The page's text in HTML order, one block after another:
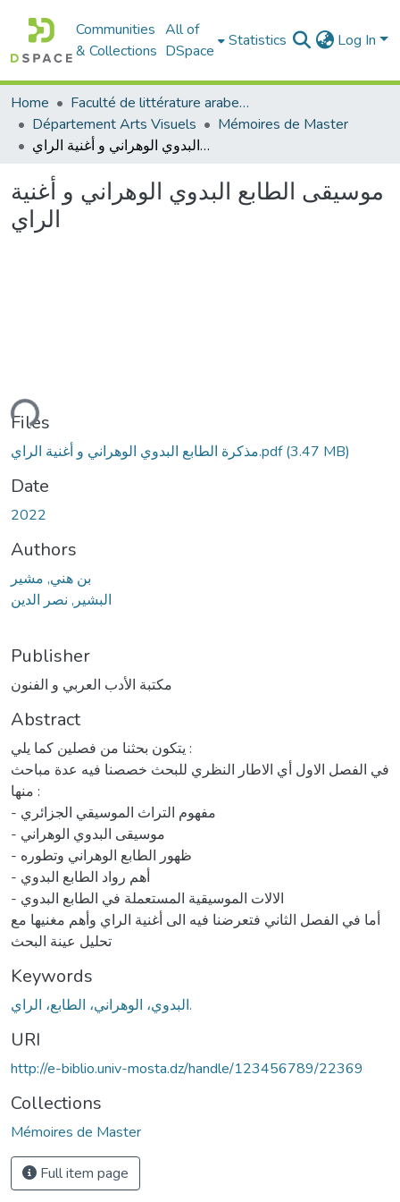
Communities
& Collections
All of
DSpace
Statistics Log In
Home
Faculté de littérature arabe et des arts
Département Arts Visuels
Mémoires de Master
موسيقى الطابع البدوي الوهراني و أغنية الراي
موسيقى الطابع البدوي الوهراني و أغنية
الراي
Files
مذكرة الطابع البدوي الوهراني و أغنية الراي.pdf(3.47 MB)
Date
2022
Authors
بن هني, مشير
البشير, نصر الدين
Publisher
مكتبة الأدب العربي و الفنون
Abstract
يتكون بحثنا من فصلين كما يلي :
في الفصل الاول أي الاطار النظري للبحث خصصنا فيه عدة مباحث
منها :
- مفهوم التراث الموسيقي الجزائري
- موسيقى البدوي الوهراني
- ظهور الطابع الوهراني وتطوره
- أهم رواد الطابع البدوي
- الالات الموسيقية المستعملة في الطابع البدوي
أما في الفصل الثاني فتعرضنا فيه الى أغنية الراي وأهم مغنيها مع
تحليل عينة البحث
Keywords
البدوي، الوهراني، الطابع، الراي.
URI
http://e-biblio.univ-mosta.dz/handle/123456789/22369
Collections
Mémoires de Master
Full item page